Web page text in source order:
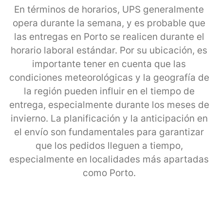
En términos de horarios, UPS generalmente
opera durante la semana, y es probable que
las entregas en Porto se realicen durante el
horario laboral estándar. Por su ubicación, es
importante tener en cuenta que las
condiciones meteorológicas y la geografía de
la región pueden influir en el tiempo de
entrega, especialmente durante los meses de
invierno. La planificación y la anticipación en
el envío son fundamentales para garantizar
que los pedidos lleguen a tiempo,
especialmente en localidades más apartadas
como Porto.